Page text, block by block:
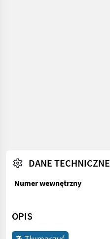
DANE TECHNICZNE
Numer wewnętrzny
OPIS